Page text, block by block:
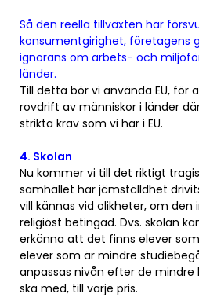
Så den reella tillväxten har
konsumentgirighet, företagens
ignorans om arbets- och
länder.
Till detta bör vi använda EU, för
rovdrift av människor i länder
strikta krav som vi har i EU.
4. Skolan
Nu kommer vi till det riktigt
samhället har jämställdhet
vill kännas vid olikheter, om den
religiöst betingad. Dvs. skolan
erkänna att det finns elever
elever som är mindre
anpassas nivån efter de
ska med, till varje pris.